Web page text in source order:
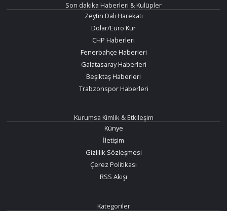
Son dakika Haberleri & Kulüpler
Zeytin Dalı Harekatı
Dolar/Euro Kur
CHP Haberleri
Fenerbahçe Haberleri
Galatasaray Haberleri
Beşiktaş Haberleri
Trabzonspor Haberleri
Kurumsa Kimlik & Etkileşim
Künye
İletişim
Gizlilik Sözleşmesi
Çerez Politikası
RSS Akışı
Kategoriler